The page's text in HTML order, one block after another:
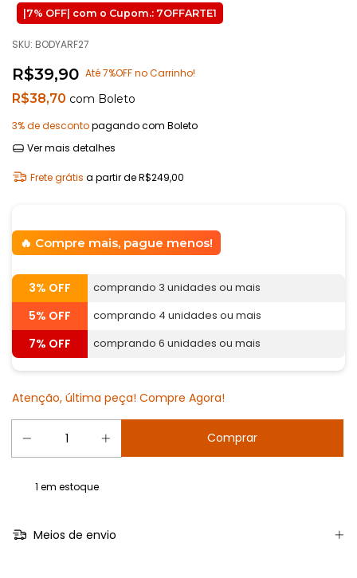
SKU: BODYARF27
R$39,90 Até 7%OFF no Carrinho!
R$38,70 com Boleto
3% de descontopagando com Boleto
Ver mais detalhes
Frete grátis a partir deR$249,00
Compre mais, pague menos!
3% OFF comprando 3 unidades ou mais
5% OFF comprando 4 unidades ou mais
7% OFF comprando 6 unidades ou mais
Atenção, última peça! Compre Agora!
1 em estoque
Meios de envio